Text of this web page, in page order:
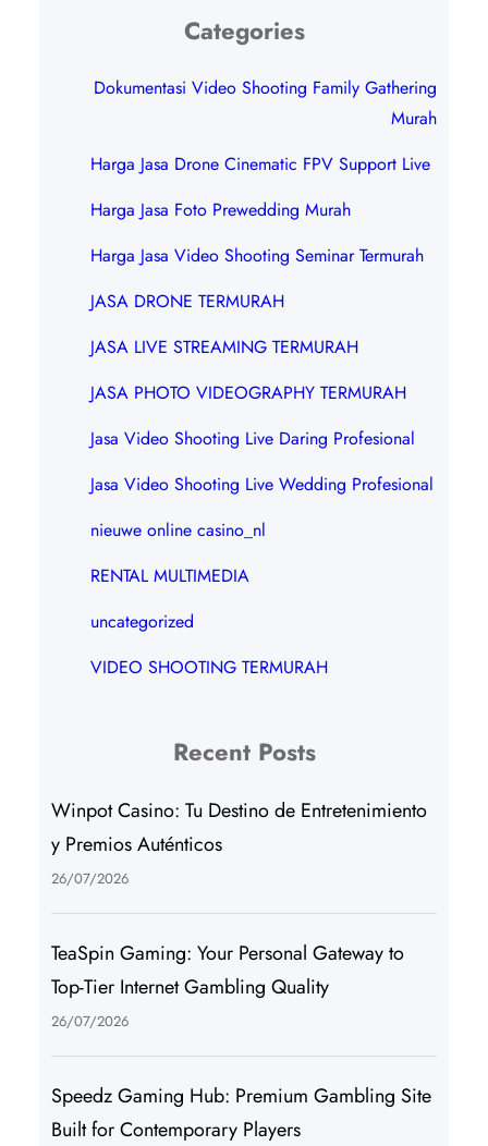
Categories
Dokumentasi Video Shooting Family Gathering
Murah
Harga Jasa Drone Cinematic FPV Support Live
Harga Jasa Foto Prewedding Murah
Harga Jasa Video Shooting Seminar Termurah
JASA DRONE TERMURAH
JASA LIVE STREAMING TERMURAH
JASA PHOTO VIDEOGRAPHY TERMURAH
Jasa Video Shooting Live Daring Profesional
Jasa Video Shooting Live Wedding Profesional
nieuwe online casino_nl
RENTAL MULTIMEDIA
uncategorized
VIDEO SHOOTING TERMURAH
Recent Posts
Winpot Casino: Tu Destino de Entretenimiento
y Premios Auténticos
26/07/2026
TeaSpin Gaming: Your Personal Gateway to
Top-Tier Internet Gambling Quality
26/07/2026
Speedz Gaming Hub: Premium Gambling Site
Built for Contemporary Players